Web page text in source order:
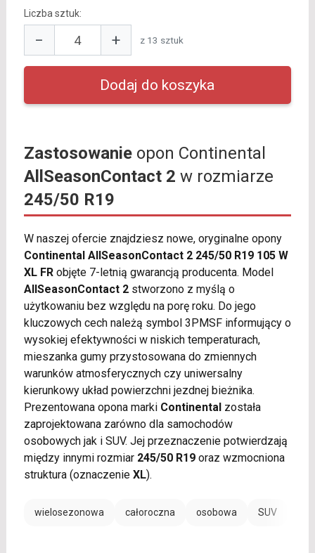
Liczba sztuk:
− + z 13 sztuk
Zastosowanieopon Continental
AllSeasonContact 2 w rozmiarze
245/50 R19
W naszej ofercie znajdziesz nowe, oryginalne opony
Continental AllSeasonContact 2 245/50 R19 105 W
XL FRobjęte 7-letnią gwarancją producenta. Model
AllSeasonContact 2stworzono z myślą o
użytkowaniu bez względu na porę roku. Do jego
kluczowych cech należą symbol 3PMSF informujący o
wysokiej efektywności w niskich temperaturach,
mieszanka gumy przystosowana do zmiennych
warunków atmosferycznych czy uniwersalny
kierunkowy układ powierzchni jezdnej bieżnika.
Prezentowana opona marki Continentalzostała
zaprojektowana zarówno dla samochodów
osobowych jak i SUV. Jej przeznaczenie potwierdzają
między innymi rozmiar 245/50 R19oraz wzmocniona
struktura (oznaczenie XL).
wielosezonowa całoroczna osobowa SUV